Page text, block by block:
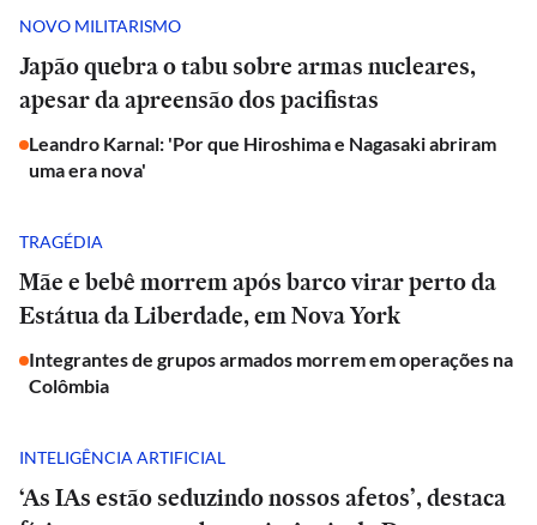
NOVO MILITARISMO
Japão quebra o tabu sobre armas nucleares,
apesar da apreensão dos pacifistas
Leandro Karnal: 'Por que Hiroshima e Nagasaki abriram
uma era nova'
TRAGÉDIA
Mãe e bebê morrem após barco virar perto da
Estátua da Liberdade, em Nova York
Integrantes de grupos armados morrem em operações na
Colômbia
INTELIGÊNCIA ARTIFICIAL
‘As IAs estão seduzindo nossos afetos’, destaca